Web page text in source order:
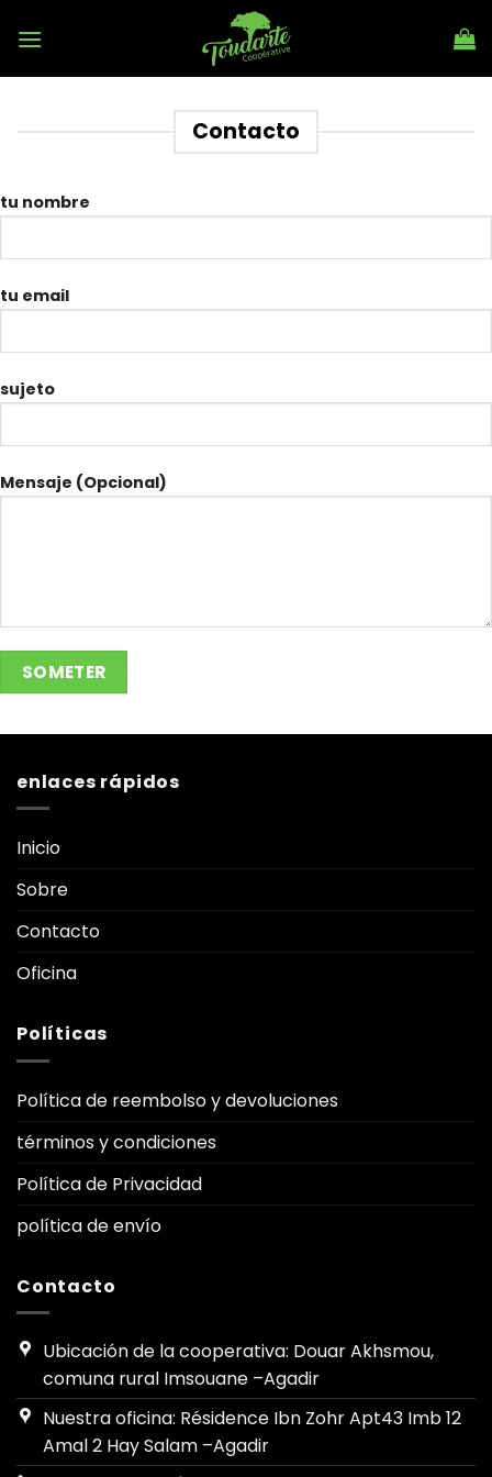
Contacto
tu nombre
tu email
sujeto
Mensaje (Opcional)
enlaces rápidos
Inicio
Sobre
Contacto
Oficina
Políticas
Política de reembolso y devoluciones
términos y condiciones
Política de Privacidad
política de envío
Contacto
Ubicación de la cooperativa: Douar Akhsmou,
comuna rural Imsouane –Agadir
Nuestra oficina: Résidence Ibn Zohr Apt43 Imb 12
Amal 2 Hay Salam –Agadir